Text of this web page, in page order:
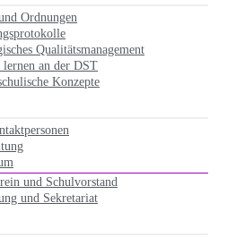
Ordnungen
Qualitätsmanagement
lernen an der DST
Konzepte
und Schulvorstand
und Sekretariat